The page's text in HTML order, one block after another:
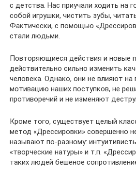
с детства. Нас приучали ходить на
собой игрушки, чистить зубы,
Фактически, с помощью
стали людьми.
Повторяющиеся действия и новые
действительно сильно изменить
человека. Однако, они не влияют на
мотивацию наших поступков, не
противоречий и не изменяют
Кроме того, существует целый
метод «Дрессировки» совершенно
называют по-разному:
«творческие натуры» и т.п.
таких людей бешеное